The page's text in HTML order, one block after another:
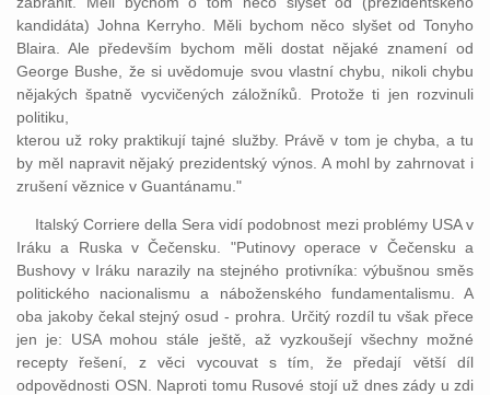
kandidáta) Johna Kerryho. Měli bychom něco slyšet od Tonyho
Blaira. Ale především bychom měli dostat nějaké znamení od
George Bushe, že si uvědomuje svou vlastní chybu, nikoli chybu
nějakých špatně vycvičených záložníků. Protože ti jen rozvinuli
politiku,
kterou už roky praktikují tajné služby. Právě v tom je chyba, a tu
by měl napravit nějaký prezidentský výnos. A mohl by zahrnovat i
zrušení věznice v Guantánamu."
Italský Corriere della Sera vidí podobnost mezi problémy USA v
Iráku a Ruska v Čečensku. "Putinovy operace v Čečensku a
Bushovy v Iráku narazily na stejného protivníka: výbušnou směs
politického nacionalismu a náboženského fundamentalismu. A
oba jakoby čekal stejný osud - prohra. Určitý rozdíl tu však přece
jen je: USA mohou stále ještě, až vyzkoušejí všechny možné
recepty řešení, z věci vycouvat s tím, že předají větší díl
odpovědnosti OSN. Naproti tomu Rusové stojí už dnes zády u zdi